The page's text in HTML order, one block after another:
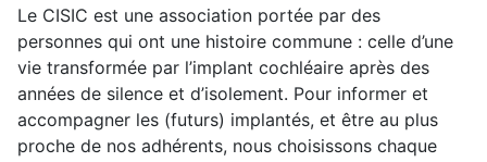
Le CISIC est une association portée par des
personnes qui ont une histoire commune : celle d’une
vie transformée par l’implant cochléaire après des
années de silence et d’isolement. Pour informer et
accompagner les (futurs) implantés, et être au plus
proche de nos adhérents, nous choisissons chaque